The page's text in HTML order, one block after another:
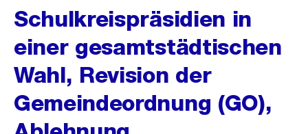
Schulkreispräsidien in
einer gesamtstädtischen
Wahl, Revision der
Gemeindeordnung (GO),